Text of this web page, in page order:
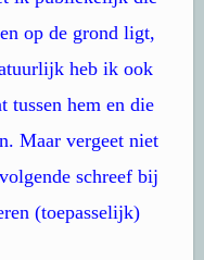
op de grond ligt,
heb ik ook
tussen hem en die
Maar vergeet niet
schreef bij
(toepasselijk)